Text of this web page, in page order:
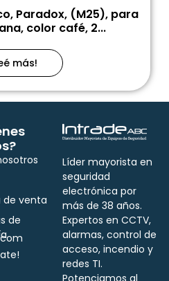
Paradox, (M25), para
color café, 2...
más!
Líder mayorista en
seguridad
electrónica por
más de 38 años.
Expertos en CCTV,
alarmas, control de
acceso, incendio y
redes TI.
Potenciamos al
de venta
de